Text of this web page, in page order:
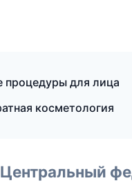
для лица
косметология